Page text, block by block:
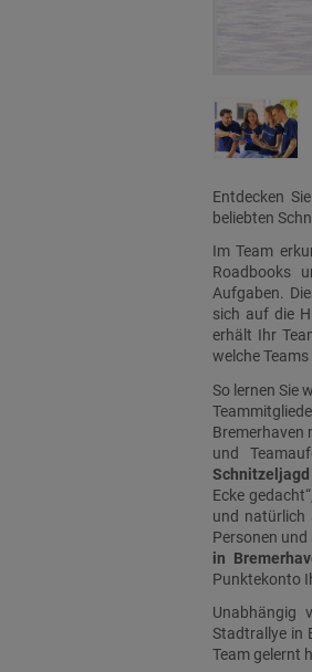
Entdecken
beliebten
Im Team
Roadbooks
Aufgaben.
sich auf die
erhält Ihr
welche
So lernen Sie
Bremerhaven
und
Ecke
und natürlich
Personen
in
Punktekonto
Unabhängig
Stadtrallye in
Team gelernt